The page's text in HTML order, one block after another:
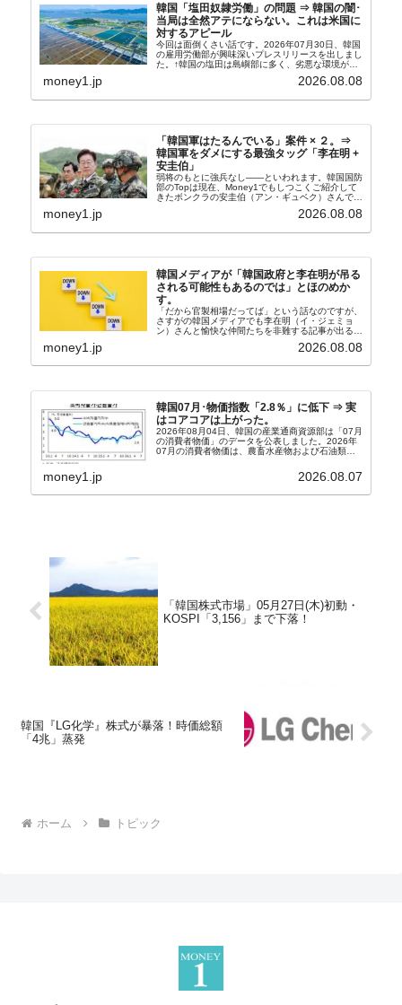
韓国「塩田奴隷労働」の問題 ⇒ 韓国の闇･
当局は全然アテにならない。これは米国に
対するアピール
今回は面倒くさい話です。2026年07月30日、韓国
の雇用労働部が興味深いプレスリリースを出しまし
た。↑韓国の塩田は島嶼部に多く、劣悪な環境が一
たといわれます（後述）。これは、いわゆる「塩田
money1.jp 2026.08.08
「韓国軍はたるんでいる」案件 × ２。⇒
韓国軍をダメにする最強タッグ「李在明 +
安圭伯」
弱将のもとに強兵なし――といわれます。韓国国防
部のTopは現在、Money1でもしつこくご紹介して
きたボンクラの安圭伯（アン・ギュベク）さんで
す。↑経済的無知蒙昧な李在明（イ・ジェミョン）
さんと「韓国初の文官上がり」の国防部長官安圭伯
money1.jp 2026.08.08
韓国メディアが「韓国政府と李在明が吊る
される可能性もあるのでは」とほのめか
す。
「だから官製相場だってば」という話なのですが、
さすがの韓国メディアでも李在明（イ・ジェミョ
ン）さんと愉快な仲間たちを非難する記事が出るよ
『朝鮮日報』に面白い記事が出ています。「東西南
money1.jp 2026.08.08
韓国07月･物価指数「2.8％」に低下 ⇒ 実
はコアコアは上がった。
2026年08月04日、韓国の産業通商資源部は「07月
の消費者物価」のデータを公表しました。2026年
07月の消費者物価は、農畜水産物および石油類の
2.8％上昇（06月は3.2％）となり、上昇率は前...
money1.jp 2026.08.07
「韓国株式市場」05月27日(木)初動・
KOSPI「3,156」まで下落！
韓国『LG化学』株式が暴落！時価総額
「4兆」蒸発
ホーム トピック